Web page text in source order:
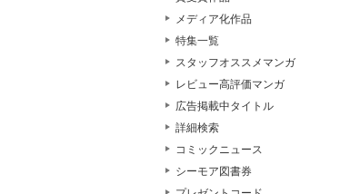
メディア化作品
特集一覧
スタッフオススメマンガ
レビュー高評価マンガ
広告掲載中タイトル
詳細検索
コミックニュース
シーモア図書券